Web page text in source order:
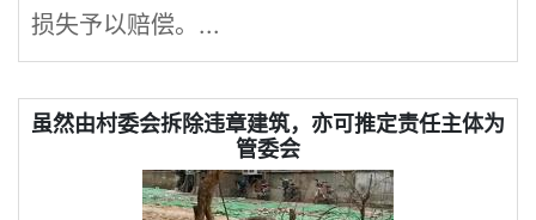
损失予以赔偿。...
虽然由村委会拆除违章建筑，亦可推定责任主体为
管委会